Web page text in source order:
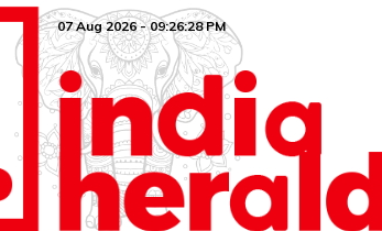
07 Aug 2026 - 09:26:29 PM